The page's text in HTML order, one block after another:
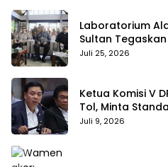
Laboratorium
Sultan
Membentuk
Juli 25, 2026
Ketua Komisi V
Tol, Minta
Juli 9, 2026